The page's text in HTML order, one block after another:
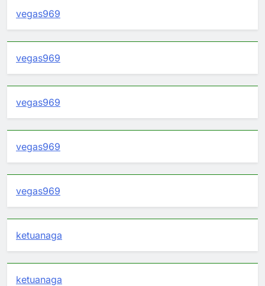
vegas969
vegas969
vegas969
vegas969
vegas969
ketuanaga
ketuanaga